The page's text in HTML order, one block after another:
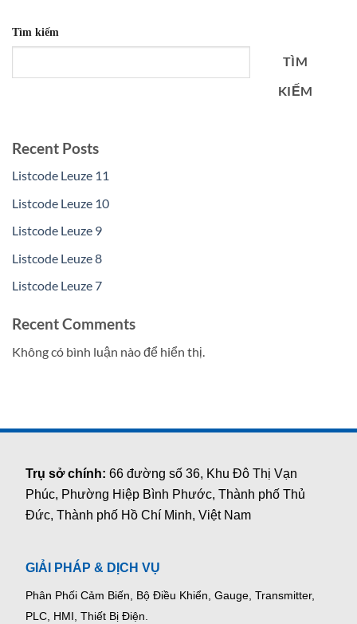
Tìm kiếm
TÌM
KIẾM
Recent Posts
Listcode Leuze 11
Listcode Leuze 10
Listcode Leuze 9
Listcode Leuze 8
Listcode Leuze 7
Recent Comments
Không có bình luận nào để hiển thị.
Trụ sở chính:66 đường số 36, Khu Đô Thị Vạn
Phúc, Phường Hiệp Bình Phước, Thành phố Thủ
Đức, Thành phố Hồ Chí Minh, Việt Nam
GIẢI PHÁP & DỊCH VỤ
Phân Phối Cảm Biến, Bộ Điều Khiển, Gauge, Transmitter,
PLC, HMI, Thiết Bị Điện.